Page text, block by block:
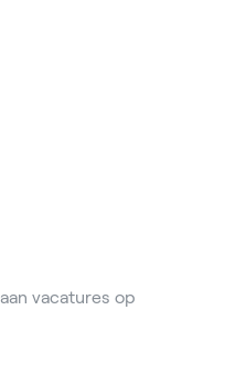
vacatures op